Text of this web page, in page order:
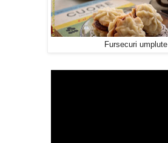
Fursecuri umplute